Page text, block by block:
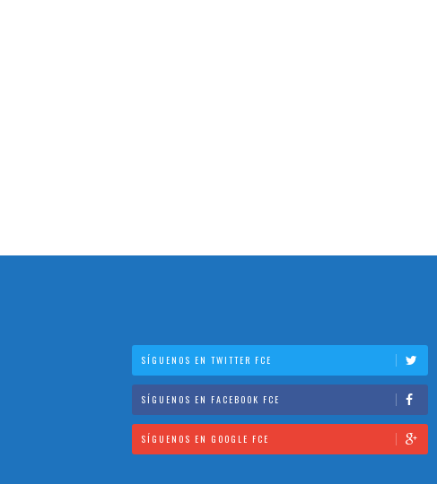
SÍGUENOS EN TWITTER FCE
SÍGUENOS EN FACEBOOK FCE
SÍGUENOS EN GOOGLE FCE